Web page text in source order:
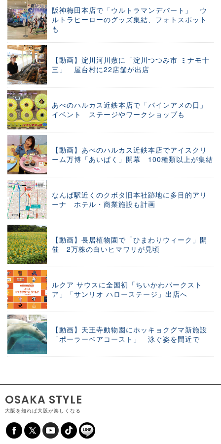
阪神梅田本店で「ウルトラマンデパート」 ウ
ルトラヒーローのグッズ集結、フォトスポット
も
【動画】淀川河川敷に「淀川つつみ市 ミナモ十
三」 屋台村に22店舗が出店
あべのハルカス近鉄本店で「パインアメの日」
イベント ステージやワークショップも
【動画】あべのハルカス近鉄本店でアイスクリ
ーム万博「あいぱく」開幕 100種類以上が集結
なんば駅近くのクボタ旧本社跡地に多目的アリ
ーナ ホテル・商業施設も計画
【動画】長居植物園で「ひまわりウィーク」開
催 2万株の白いヒマワリが見頃
ルクア サウスに全国初「ちいかわパークスト
ア」「サンリオ ハローステージ」出店へ
【動画】天王寺動物園にホッキョクグマ新施設
「ポーラーベアコースト」 泳ぐ姿を間近で
OSAKA STYLE
大阪を知れば大阪が楽しくなる